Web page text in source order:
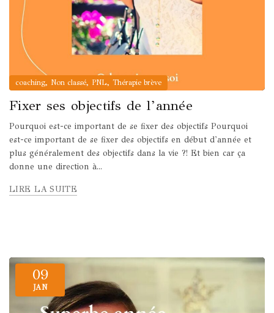
coaching, Non classé, PNL, Thérapie brève
Fixer ses objectifs de l’année
Pourquoi est-ce important de se fixer des objectifs Pourquoi
est-ce important de se fixer des objectifs en début d'année et
plus généralement des objectifs dans la vie ?! Et bien car ça
donne une direction à...
LIRE LA SUITE
09
JAN